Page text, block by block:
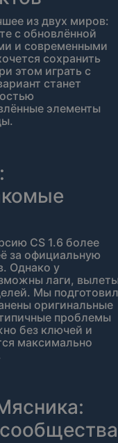
из двух миров:
с обновлённой
и современными
сохранить
этом играть с
станет
элементы
CS 1.6 более
за официальную
Однако у
лаги,
Мы
оригинальные
проблемы
без ключей и
максимально